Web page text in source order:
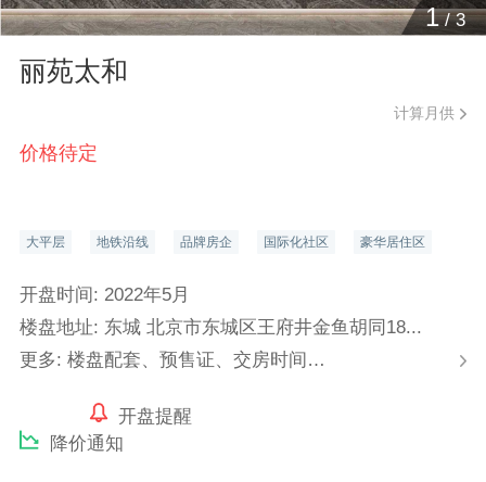
1/3
丽苑太和
价格待定
计算月供
大平层 地铁沿线 品牌房企 国际化社区 豪华居住区
开盘时间: 2022年5月
楼盘地址: 东城 北京市东城区王府井金鱼胡同18...
更多: 楼盘配套、预售证、交房时间…
开盘提醒
降价通知